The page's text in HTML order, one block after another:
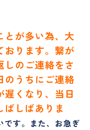
とが多い為、大
おります。繋が
しのご連絡をさ
のうちにご連絡
遅くなり、当日
ばしばありま
です。また、お急ぎ